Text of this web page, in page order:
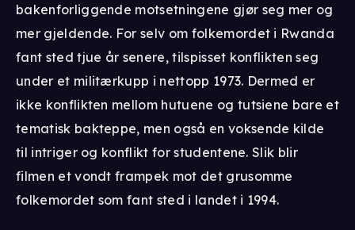
bakenforliggende motsetningene gjør seg mer og
mer gjeldende. For selv om folkemordet i Rwanda
fant sted tjue år senere, tilspisset konflikten seg
under et militærkupp i nettopp 1973. Dermed er
ikke konflikten mellom hutuene og tutsiene bare et
tematisk bakteppe, men også en voksende kilde
til intriger og konflikt for studentene. Slik blir
filmen et vondt frampek mot det grusomme
folkemordet som fant sted i landet i 1994.